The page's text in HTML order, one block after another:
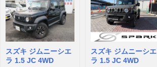
スズキ ジムニーシエ
ラ 1.5 JC 4WD
スズキ ジムニーシエ
ラ 1.5 JC 4WD